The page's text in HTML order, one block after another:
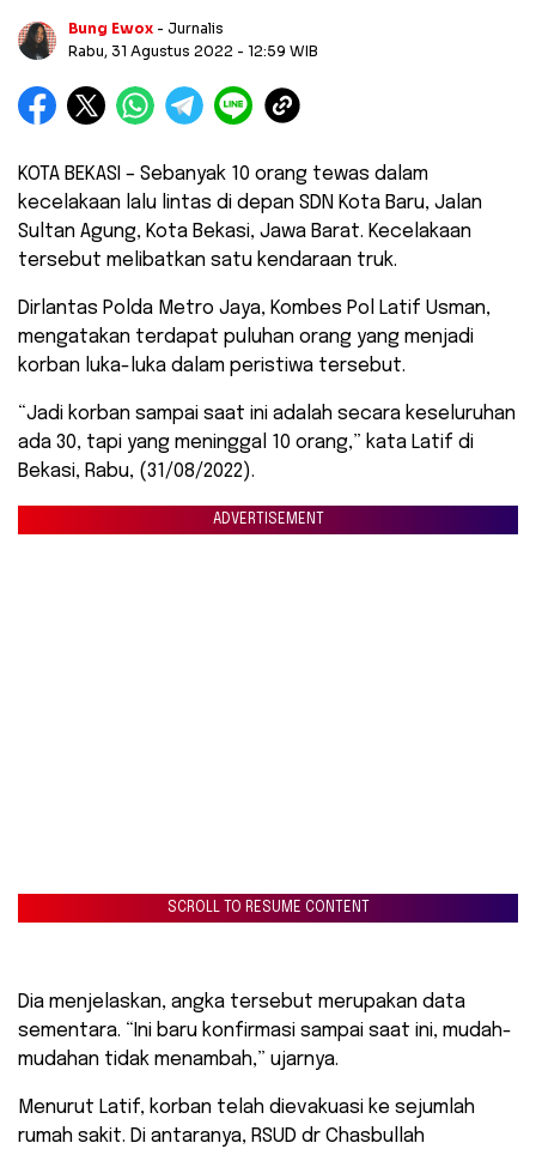
Bung Ewox - Jurnalis
Rabu, 31 Agustus 2022 - 12:59 WIB
KOTA BEKASI – Sebanyak 10 orang tewas dalam
kecelakaan lalu lintas di depan SDN Kota Baru, Jalan
Sultan Agung, Kota Bekasi, Jawa Barat. Kecelakaan
tersebut melibatkan satu kendaraan truk.
Dirlantas Polda Metro Jaya, Kombes Pol Latif Usman,
mengatakan terdapat puluhan orang yang menjadi
korban luka-luka dalam peristiwa tersebut.
“Jadi korban sampai saat ini adalah secara keseluruhan
ada 30, tapi yang meninggal 10 orang,” kata Latif di
Bekasi, Rabu, (31/08/2022).
ADVERTISEMENT
SCROLL TO RESUME CONTENT
Dia menjelaskan, angka tersebut merupakan data
sementara. “Ini baru konfirmasi sampai saat ini, mudah-
mudahan tidak menambah,” ujarnya.
Menurut Latif, korban telah dievakuasi ke sejumlah
rumah sakit. Di antaranya, RSUD dr Chasbullah